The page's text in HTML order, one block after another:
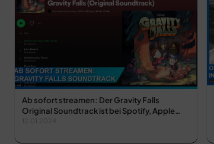
Ab sofort streamen: Der Gravity Falls
Original Soundtrack ist bei Spotify, Apple…